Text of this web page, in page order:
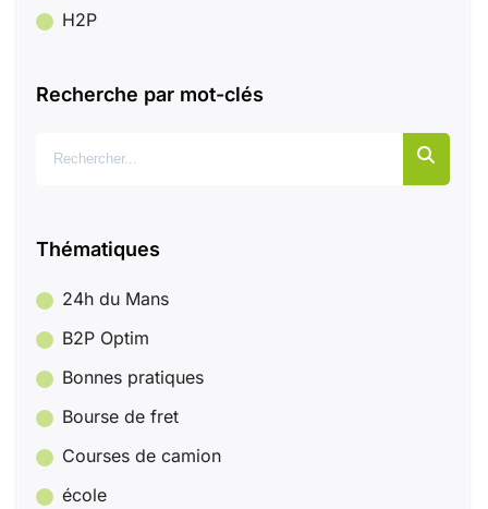
H2P
Recherche par mot-clés
Thématiques
24h du Mans
B2P Optim
Bonnes pratiques
Bourse de fret
Courses de camion
école